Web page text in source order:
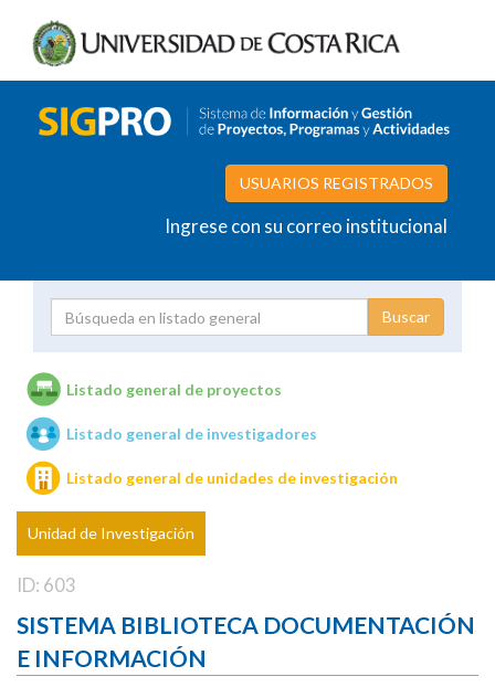
USUARIOS REGISTRADOS
Ingrese con su correo institucional
Unidades de investigación
Listado general de proyectos
Listado general de investigadores
Listado general de unidades de investigación
Unidad de Investigación
ID: 603
SISTEMA BIBLIOTECA DOCUMENTACIÓN
E INFORMACIÓN